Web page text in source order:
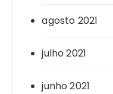
agosto 2021
julho 2021
junho 2021